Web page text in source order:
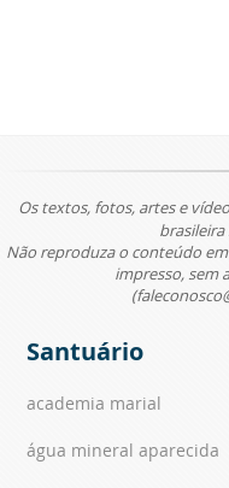
Os textos, fotos, artes e
Não reproduza o conteúdo
impresso, sem
Santuário
academia marial
água mineral aparecida